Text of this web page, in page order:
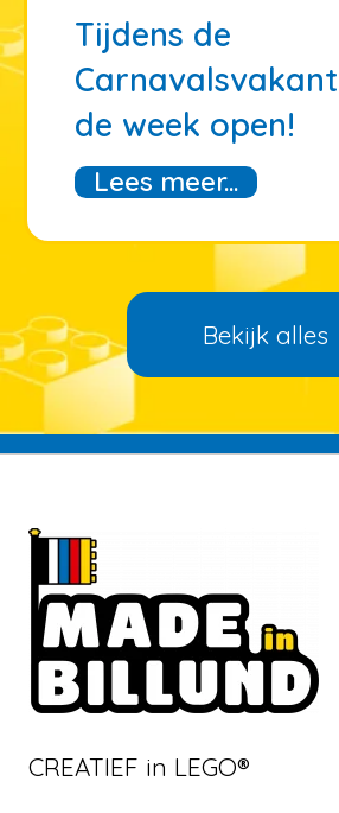
Tijdens de
de week open!
Lees meer...
Bekijk alles
CREATIEF in LEGO®